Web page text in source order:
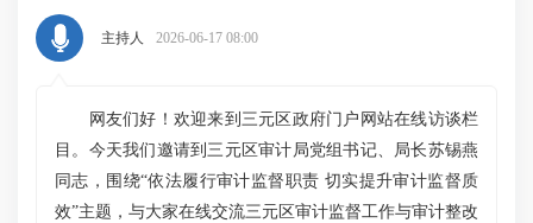
主持人 2026-06-17 08:00
网友们好！欢迎来到三元区政府门户网站在线访谈栏
目。今天我们邀请到三元区审计局党组书记、局长苏锡燕
同志，围绕“依法履行审计监督职责 切实提升审计监督质
效”主题，与大家在线交流三元区审计监督工作与审计整改